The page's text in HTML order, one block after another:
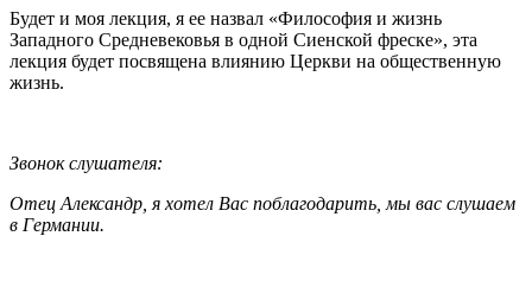
Будет и моя лекция, я ее назвал «Философия и жизнь
Западного Средневековья в одной Сиенской фреске», эта
лекция будет посвящена влиянию Церкви на общественную
жизнь.
Звонок слушателя:
Отец Александр, я хотел Вас поблагодарить, мы вас слушаем
в Германии.